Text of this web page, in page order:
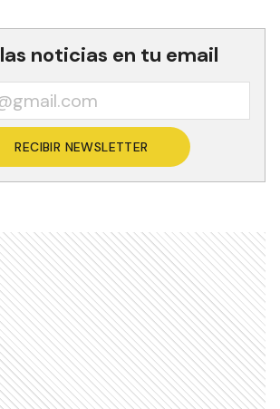
noticias en tu email
RECIBIR NEWSLETTER